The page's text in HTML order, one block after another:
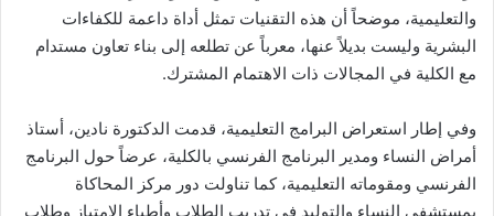
والتعليمية، موضحاً أن هذه التقنيات تمثل أداة داعمة للكفاءات
البشرية وليست بديلاً عنها، معرباً عن تطلعه إلى بناء تعاون مستدام
مع الكلية في المجالات ذات الاهتمام المشترك.
وفي إطار استعراض البرامج التعليمية، قدمت الدكتورة نادين، أستاذ
أمراض النساء ومدير البرنامج الفرنسي بالكلية، عرضاً حول البرنامج
الفرنسي ومقوماته التعليمية، كما تناولت دور مركز المحاكاة
بمستشفى النساء والتوليد في تدريب الطلاب وأطباء الامتياز وطلاب